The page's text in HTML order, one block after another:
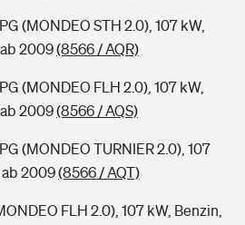
(MONDEO STH 2.0), 107 kW,
2009(8566 / AQR)
(MONDEO FLH 2.0), 107 kW,
2009(8566 / AQS)
(MONDEO TURNIER 2.0), 107
ab 2009(8566 / AQT)
FLH 2.0), 107 kW, Benzin,